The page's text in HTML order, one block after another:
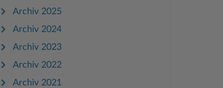
Archiv 2025
Archiv 2024
Archiv 2023
Archiv 2022
Archiv 2021